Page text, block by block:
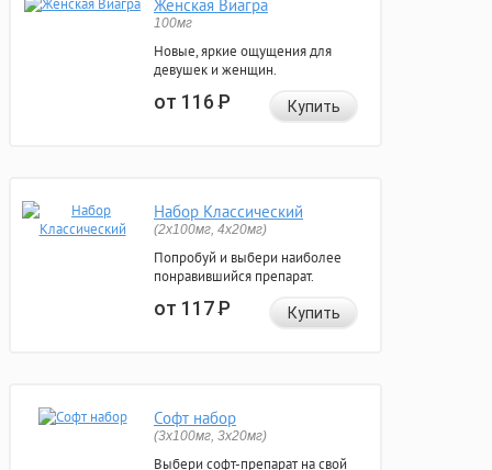
Женская Виагра
100мг
Новые, яркие ощущения для
девушек и женщин.
от 116Р Купить
Набор Классический
(2x100мг, 4x20мг)
Попробуй и выбери наиболее
понравившийся препарат.
от 117Р Купить
Софт набор
(3x100мг, 3x20мг)
Выбери софт-препарат на свой